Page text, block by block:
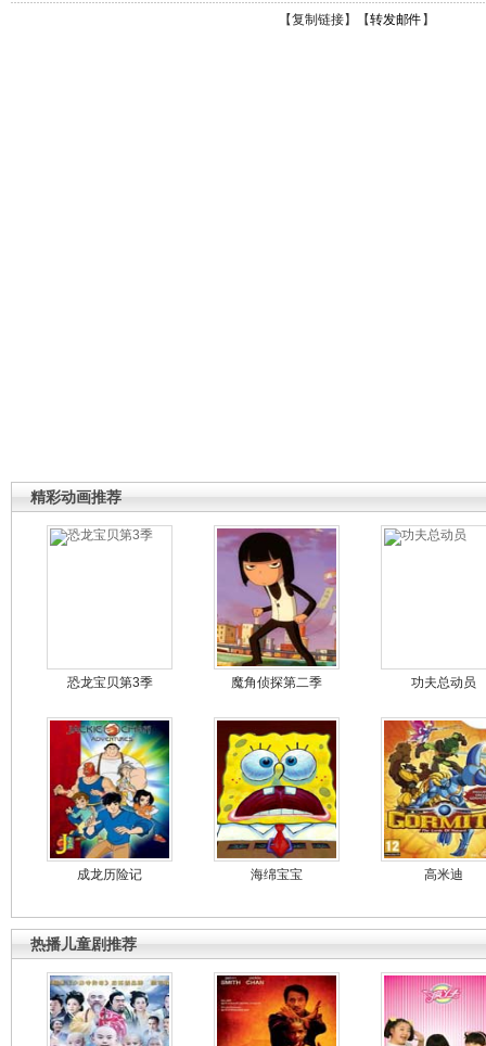
【复制链接】【转发邮件 】
精彩动画推荐
恐龙宝贝第3季 魔角侦探第二季 功夫总动员
成龙历险记 海绵宝宝 高米迪
热播儿童剧推荐